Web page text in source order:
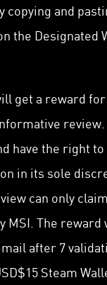
copying and
the Designated
get a reward
have the right
in its sole
can only
MSI. The reward
after 7
Steam